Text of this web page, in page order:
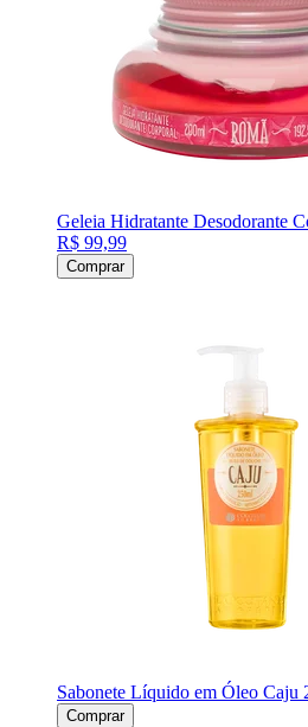
Geleia Hidratante Desodorante
R$ 99,99
Comprar
Sabonete Líquido em Óleo Caju
Comprar